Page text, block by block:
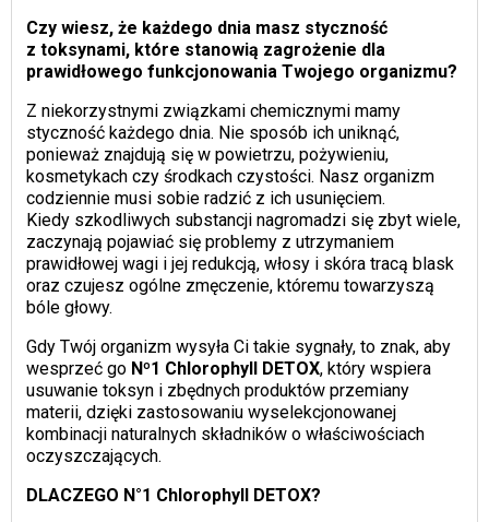
Czy wiesz, że każdego dnia masz styczność
z toksynami, które stanowią zagrożenie dla
prawidłowego funkcjonowania Twojego organizmu?
Z niekorzystnymi związkami chemicznymi mamy
styczność każdego dnia. Nie sposób ich uniknąć,
ponieważ znajdują się w powietrzu, pożywieniu,
kosmetykach czy środkach czystości. Nasz organizm
codziennie musi sobie radzić z ich usunięciem.
Kiedy szkodliwych substancji nagromadzi się zbyt wiele,
zaczynają pojawiać się problemy z utrzymaniem
prawidłowej wagi i jej redukcją, włosy i skóra tracą blask
oraz czujesz ogólne zmęczenie, któremu towarzyszą
bóle głowy.
Gdy Twój organizm wysyła Ci takie sygnały, to znak, aby
wesprzeć go Nº1 Chlorophyll DETOX, który wspiera
usuwanie toksyn i zbędnych produktów przemiany
materii, dzięki zastosowaniu wyselekcjonowanej
kombinacji naturalnych składników o właściwościach
oczyszczających.
DLACZEGO N°1 Chlorophyll DETOX?